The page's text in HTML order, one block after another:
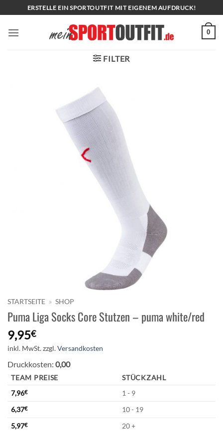
Inhalt
springen
ERSTELLE EIN SPORTOUTFIT MIT EIGENEM AUFDRUCK!
0
FILTER
STARTSEITE » SHOP
Puma Liga Socks Core Stutzen – puma white/red
9,95€
inkl. MwSt.zzgl.Versandkosten
Druckkosten: 0,00
TEAM PREISE
STÜCKZAHL
7,96€
1 - 9
6,37€
10 - 19
5,97€ 20 +